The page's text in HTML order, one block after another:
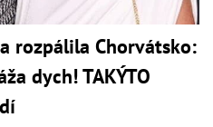
rozpálila Chorvátsko:
dych! TAKÝTO